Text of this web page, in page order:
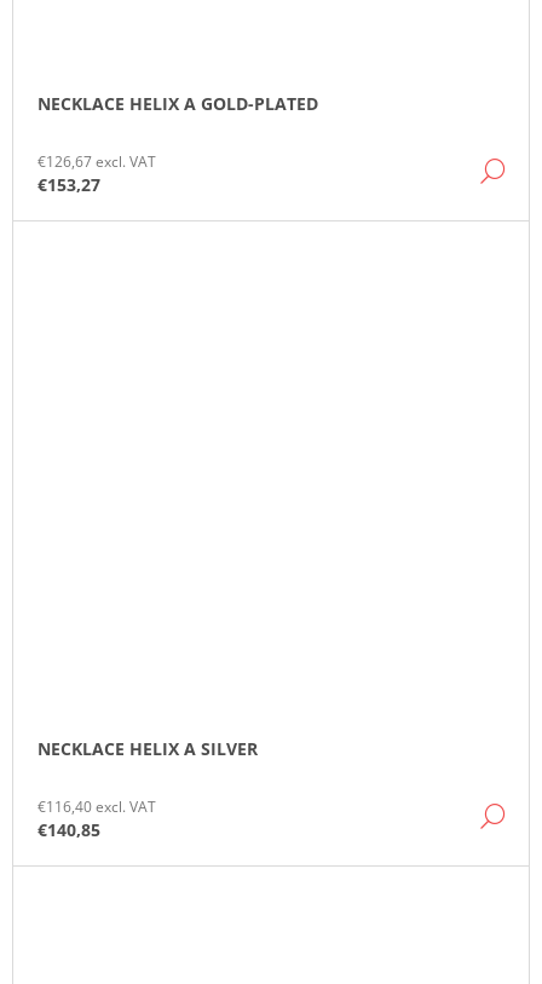
NECKLACE HELIX A GOLD-PLATED
€126,67 excl. VAT
€153,27
NECKLACE HELIX A SILVER
€116,40 excl. VAT
€140,85